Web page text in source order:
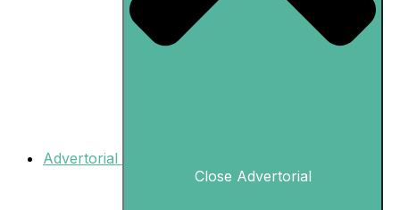
Advertorial
Close Advertorial